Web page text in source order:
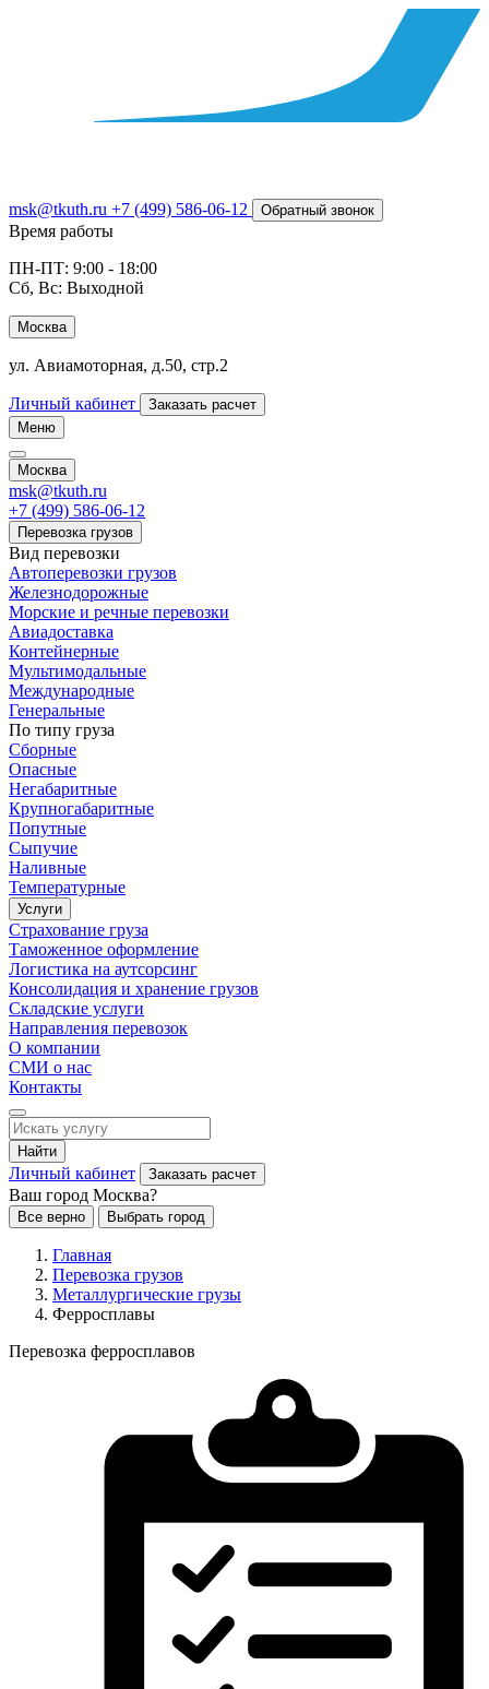
msk@tkuth.ru +7 (499) 586-06-12 Обратный звонок
Время работы
ПН-ПТ: 9:00 - 18:00
Сб, Вс: Выходной
Москва
ул. Авиамоторная, д.50, стр.2
Личный кабинет
Заказать расчет
Меню
Москва
msk@tkuth.ru
+7 (499) 586-06-12
Перевозка грузов
Вид перевозки
Автоперевозки грузов
Железнодорожные
Морские и речные перевозки
Авиадоставка
Контейнерные
Мультимодальные
Международные
Генеральные
По типу груза
Сборные
Опасные
Негабаритные
Крупногабаритные
Попутные
Сыпучие
Наливные
Температурные
Услуги
Страхование груза
Таможенное оформление
Логистика на аутсорсинг
Консолидация и хранение грузов
Складские услуги
Направления перевозок
О компании
СМИ о нас
Контакты
Найти
Личный кабинет Заказать расчет
Ваш город Москва?
Все верно Выбрать город
Главная
Перевозка грузов
Металлургические грузы
Ферросплавы
Перевозка ферросплавов